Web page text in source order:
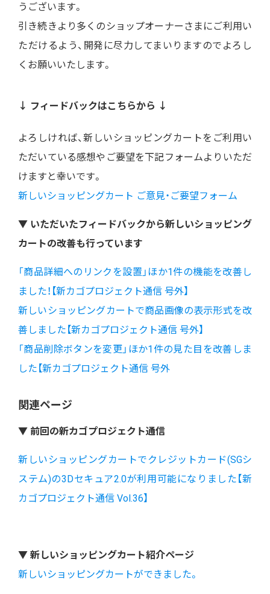
うございます。
引き続きより多くのショップオーナーさまにご利用い
ただけるよう、開発に尽力してまいりますのでよろし
くお願いいたします。
↓ フィードバックはこちらから ↓
よろしければ、新しいショッピングカートをご利用い
ただいている感想やご要望を下記フォームよりいただ
けますと幸いです。
新しいショッピングカート ご意見・ご要望フォーム
▼ いただいたフィードバックから新しいショッピング
カートの改善も行っています
「商品詳細へのリンクを設置」ほか1件の機能を改善し
ました！【新カゴプロジェクト通信 号外】
新しいショッピングカートで商品画像の表示形式を改
善しました【新カゴプロジェクト通信 号外】
「商品削除ボタンを変更」ほか1件の見た目を改善しま
した【新カゴプロジェクト通信 号外
関連ページ
▼ 前回の新カゴプロジェクト通信
新しいショッピングカートでクレジットカード(SGシ
ステム)の3Dセキュア2.0が利用可能になりました【新
カゴプロジェクト通信 Vol.36】
▼ 新しいショッピングカート紹介ページ
新しいショッピングカートができました。